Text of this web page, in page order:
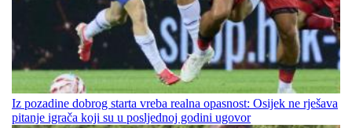
Iz pozadine dobrog starta vreba realna opasnost: Osijek ne rješava
pitanje igrača koji su u posljednoj godini ugovor